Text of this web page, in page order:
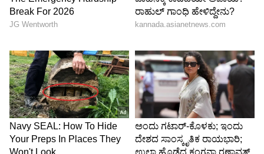
ಸಾಹಸ ಎಂದು ಕರೆದರೆ, ಇನ್ನೂ ಕೆಲವರು ಇಂತಹ ಕೃತ್ಯಗಳನ್ನು
ಹಾಸ್ಯವಾಗಿ ಪರಿಗಣಿಸಬಾರದು ಎಂದು ಅಭಿಪ್ರಾಯಪಟ್ಟಿದ್ದಾರೆ.
ವೈರಲ್ ವಿಡಿಯೋ
ಈ ಘಟನೆಯ ವಿಡಿಯೋ ಸಾಮಾಜಿಕ ಜಾಲತಾಣಗಳಲ್ಲಿ
ಲಕ್ಷಾಂತರ ಬಾರಿ ವೀಕ್ಷಿಸಲ್ಪಟ್ಟಿದ್ದು, "ಸಾವು ಜೊತೆ ಆಟವಾಡಿದ
ವ್ಯಕ್ತಿ" ಎಂದು ಹಲವರು ಪ್ರತಿಕ್ರಿಯಿಸಿದ್ದಾರೆ. ಅಧಿಕಾರಿಗಳು ಈ
ಪ್ರಕರಣದಲ್ಲಿ ಮುಂದಿನ ಕ್ರಮದ ಬಗ್ಗೆ ಇನ್ನೂ ಅಧಿಕೃತ ಮಾಹಿತಿ